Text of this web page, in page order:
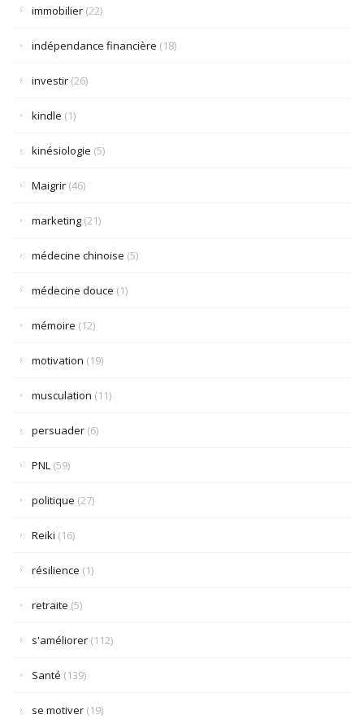
immobilier (22)
indépendance financière (18)
investir (26)
kindle (1)
kinésiologie (5)
Maigrir (46)
marketing (21)
médecine chinoise (5)
médecine douce (1)
mémoire (12)
motivation (19)
musculation (11)
persuader (6)
PNL (59)
politique (27)
Reiki (16)
résilience (1)
retraite (5)
s'améliorer (112)
Santé (139)
se motiver (19)